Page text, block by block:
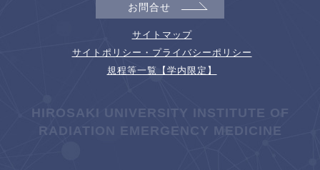
お問合せ
サイトマップ
サイトポリシー・プライバシーポリシー
規程等一覧【学内限定】
HIROSAKI UNIVERSITY INSTITUTE OF
RADIATION EMERGENCY MEDICINE